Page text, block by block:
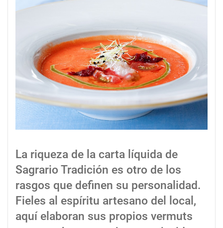
La riqueza de la carta líquida de
Sagrario Tradición es otro de los
rasgos que definen su personalidad.
Fieles al espíritu artesano del local,
aquí elaboran sus propios vermuts